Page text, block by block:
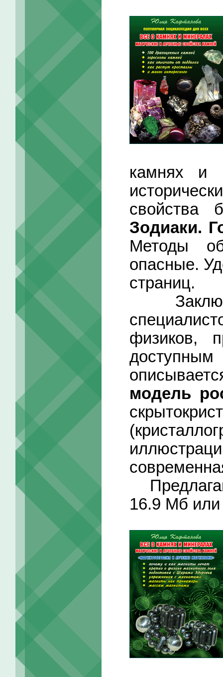
камнях и
свойства
Зодиаки.
Методы
опасные.
страниц.
физиков,
модель
16.9 Мб